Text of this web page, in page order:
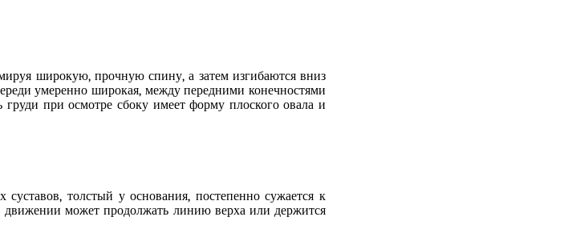
широкую, прочную спину, а затем изгибаются вниз
умеренно широкая, между передними конечностями
груди при осмотре сбоку имеет форму плоского овала и
суставов, толстый у основания, постепенносужается к
движенииможет продолжать линию верха или держится